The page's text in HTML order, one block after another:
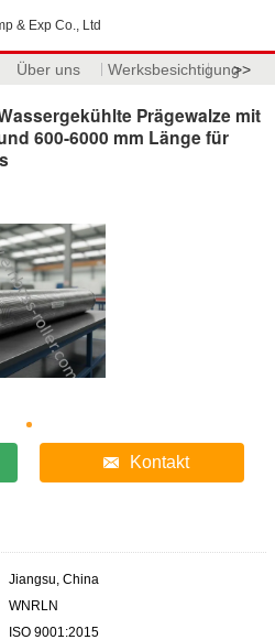
& Exp Co., Ltd
Über uns Werksbesichtigung>>
Prägewalze mit
600-6000 mm Länge für
Kontakt
Jiangsu, China
WNRLN
ISO 9001:2015